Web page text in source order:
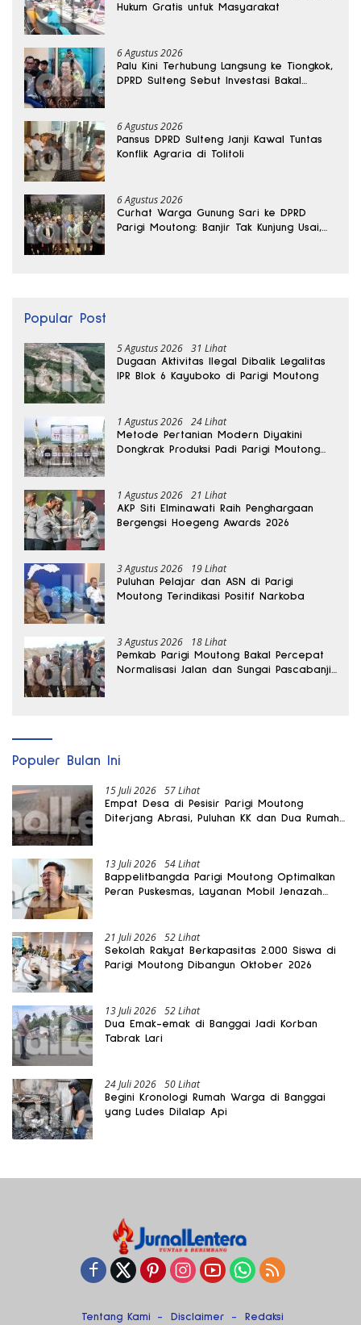
Hukum Gratis untuk Masyarakat
6 Agustus 2026
Palu Kini Terhubung Langsung ke Tiongkok,
DPRD Sulteng Sebut Investasi Bakal
6 Agustus 2026
Pansus DPRD Sulteng Janji Kawal Tuntas
Konflik Agraria di Tolitoli
6 Agustus 2026
Curhat Warga Gunung Sari ke DPRD
Parigi Moutong: Banjir Tak Kunjung Usai,
Popular Post
5 Agustus 2026 31 Lihat
Dugaan Aktivitas Ilegal Dibalik Legalitas
IPR Blok 6 Kayuboko di Parigi Moutong
1 Agustus 2026 24 Lihat
Metode Pertanian Modern Diyakini
Dongkrak Produksi Padi Parigi Moutong
1 Agustus 2026 21 Lihat
AKP Siti Elminawati Raih Penghargaan
Bergengsi Hoegeng Awards 2026
3 Agustus 2026 19 Lihat
Puluhan Pelajar dan ASN di Parigi
Moutong Terindikasi Positif Narkoba
3 Agustus 2026 18 Lihat
Pemkab Parigi Moutong Bakal Percepat
Normalisasi Jalan dan Sungai Pascabanjir
Populer Bulan Ini
15 Juli 2026 57 Lihat
Empat Desa di Pesisir Parigi Moutong
Diterjang Abrasi, Puluhan KK dan Dua Rumah
13 Juli 2026 54 Lihat
Bappelitbangda Parigi Moutong Optimalkan
Peran Puskesmas, Layanan Mobil Jenazah
21 Juli 2026 52 Lihat
Sekolah Rakyat Berkapasitas 2.000 Siswa di
Parigi Moutong Dibangun Oktober 2026
13 Juli 2026 52 Lihat
Dua Emak-emak di Banggai Jadi Korban
Tabrak Lari
24 Juli 2026 50 Lihat
Begini Kronologi Rumah Warga di Banggai
yang Ludes Dilalap Api
Tentang Kami Disclaimer Redaksi